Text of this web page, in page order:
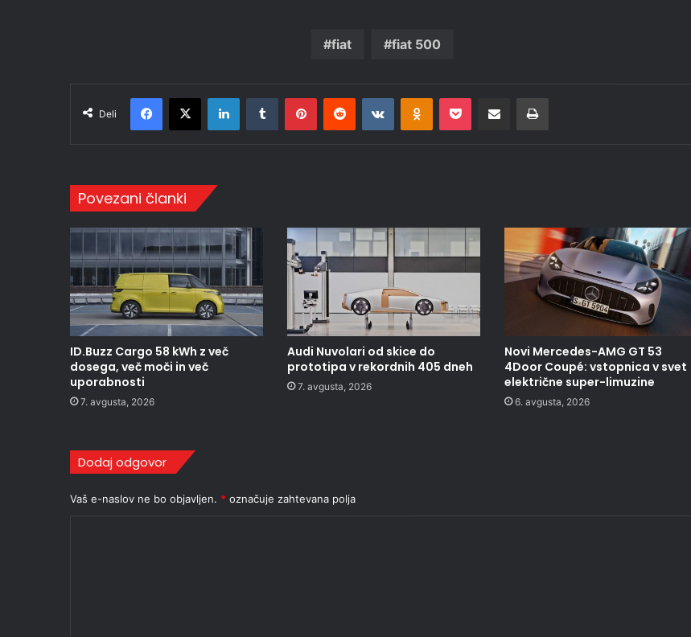
fiat fiat 500
Deli
Facebook
X LinkedInTumblr PinterestReddit VKontakteOdnoklassniki
Pocket Deli po epošti Natisni
Povezani članki
ID.Buzz Cargo 58 kWh z več
dosega, več moči in več
uporabnosti
7. avgusta, 2026
Audi Nuvolari od skice do
prototipa v rekordnih 405 dneh
7. avgusta, 2026
Novi Mercedes-AMG GT 53
4Door Coupé: vstopnica v svet
električne super-limuzine
6. avgusta, 2026
Dodaj odgovor
Vaš e-naslov ne bo objavljen. * označuje zahtevana polja